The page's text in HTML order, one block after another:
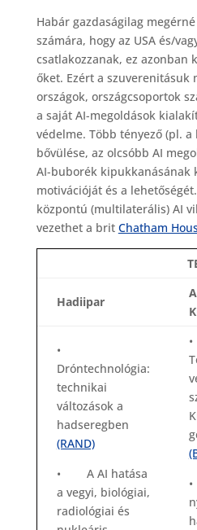
Habár gazdaságilag
számára, hogy az USA és/
csatlakozzanak, ez azonban
őket. Ezért a szuverenitásuk
országok, országcsoportok
a saját AI-megoldások
védelme. Több tényező (pl.
bővülése, az olcsóbb AI
AI-buborék kipukkanásának
motivációját és a
központú (multilaterális) AI
vezethet a brit Chatham
Hadiipar
•
Dróntechnológia:
technikai
változások a
hadseregben
(RAND)
• A AI hatása
a vegyi, biológiai,
radiológiai és